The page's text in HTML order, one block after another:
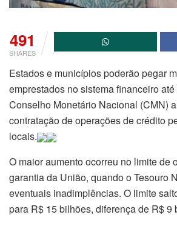
491
SHARES
Estados e municípios poderão pegar
emprestados no sistema financeiro
Conselho Monetário Nacional (CMN)
contratação de operações de crédito
locais.
O maior aumento ocorreu no limite de
garantia da União, quando o Tesouro
eventuais inadimplências. O limite
para R$ 15 bilhões, diferença de R$ 9